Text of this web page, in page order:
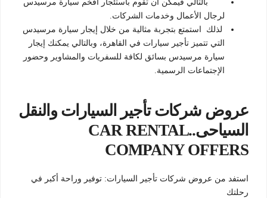
بالتالي فيمكن ان تقوم باستئجار أفخم سيارة مرسيدس
لرجال الأعمال وخدمات الشركات.
لذلك استمتع بتجربة مثالية من خلال إيجار سيارة مرسيدس
التي تتميز تأجير سيارات في القاهرة، وبالتالي يمكنك إيجار
سيارة مرسيدس بسائق لكافة للسفريات والمشاوير وحضور
الإجتماعات الرسمية.
عروض شركات تأجير السيارات والنقل
السياحى..CAR RENTAL
COMPANY OFFERS
استفد من عروض شركات تأجير السيارات: توفير وراحة أكبر في
رحلتك